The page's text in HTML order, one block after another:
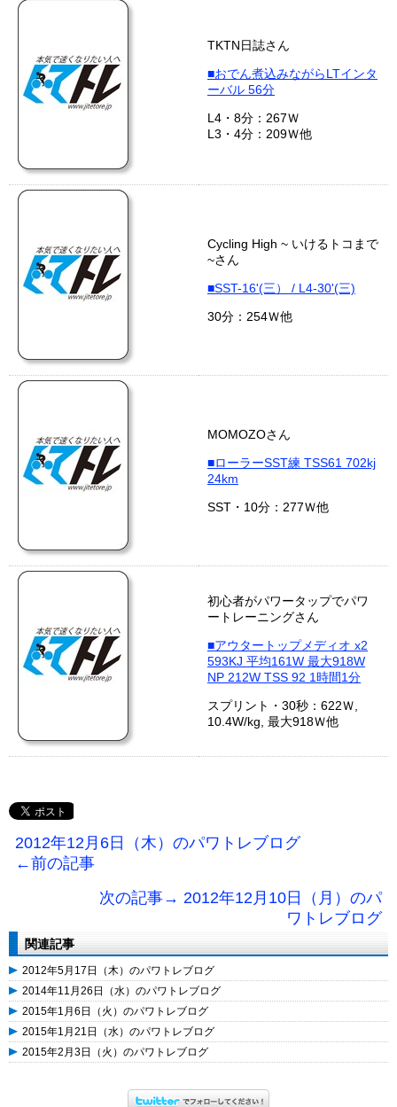
TKTN日誌さん
■おでん煮込みながらLTインタ
ーバル 56分
L4・8分：267Ｗ
L3・4分：209Ｗ他
Cycling High ~ いけるトコまで
~さん
■SST-16'(三） / L4-30'(三)
30分：254Ｗ他
MOMOZOさん
■ローラーSST練 TSS61 702kj
24km
SST・10分：277Ｗ他
初心者がパワータップでパワ
ートレーニングさん
■アウタートップメディオ x2
593KJ 平均161W 最大918W
NP 212W TSS 92 1時間1分
スプリント・30秒：622Ｗ,
10.4W/kg, 最大918Ｗ他
2012年12月6日（木）のパワトレブログ
←前の記事
次の記事→ 2012年12月10日（月）のパ
ワトレブログ
関連記事
2012年5月17日（木）のパワトレブログ
2014年11月26日（水）のパワトレブログ
2015年1月6日（火）のパワトレブログ
2015年1月21日（水）のパワトレブログ
2015年2月3日（火）のパワトレブログ